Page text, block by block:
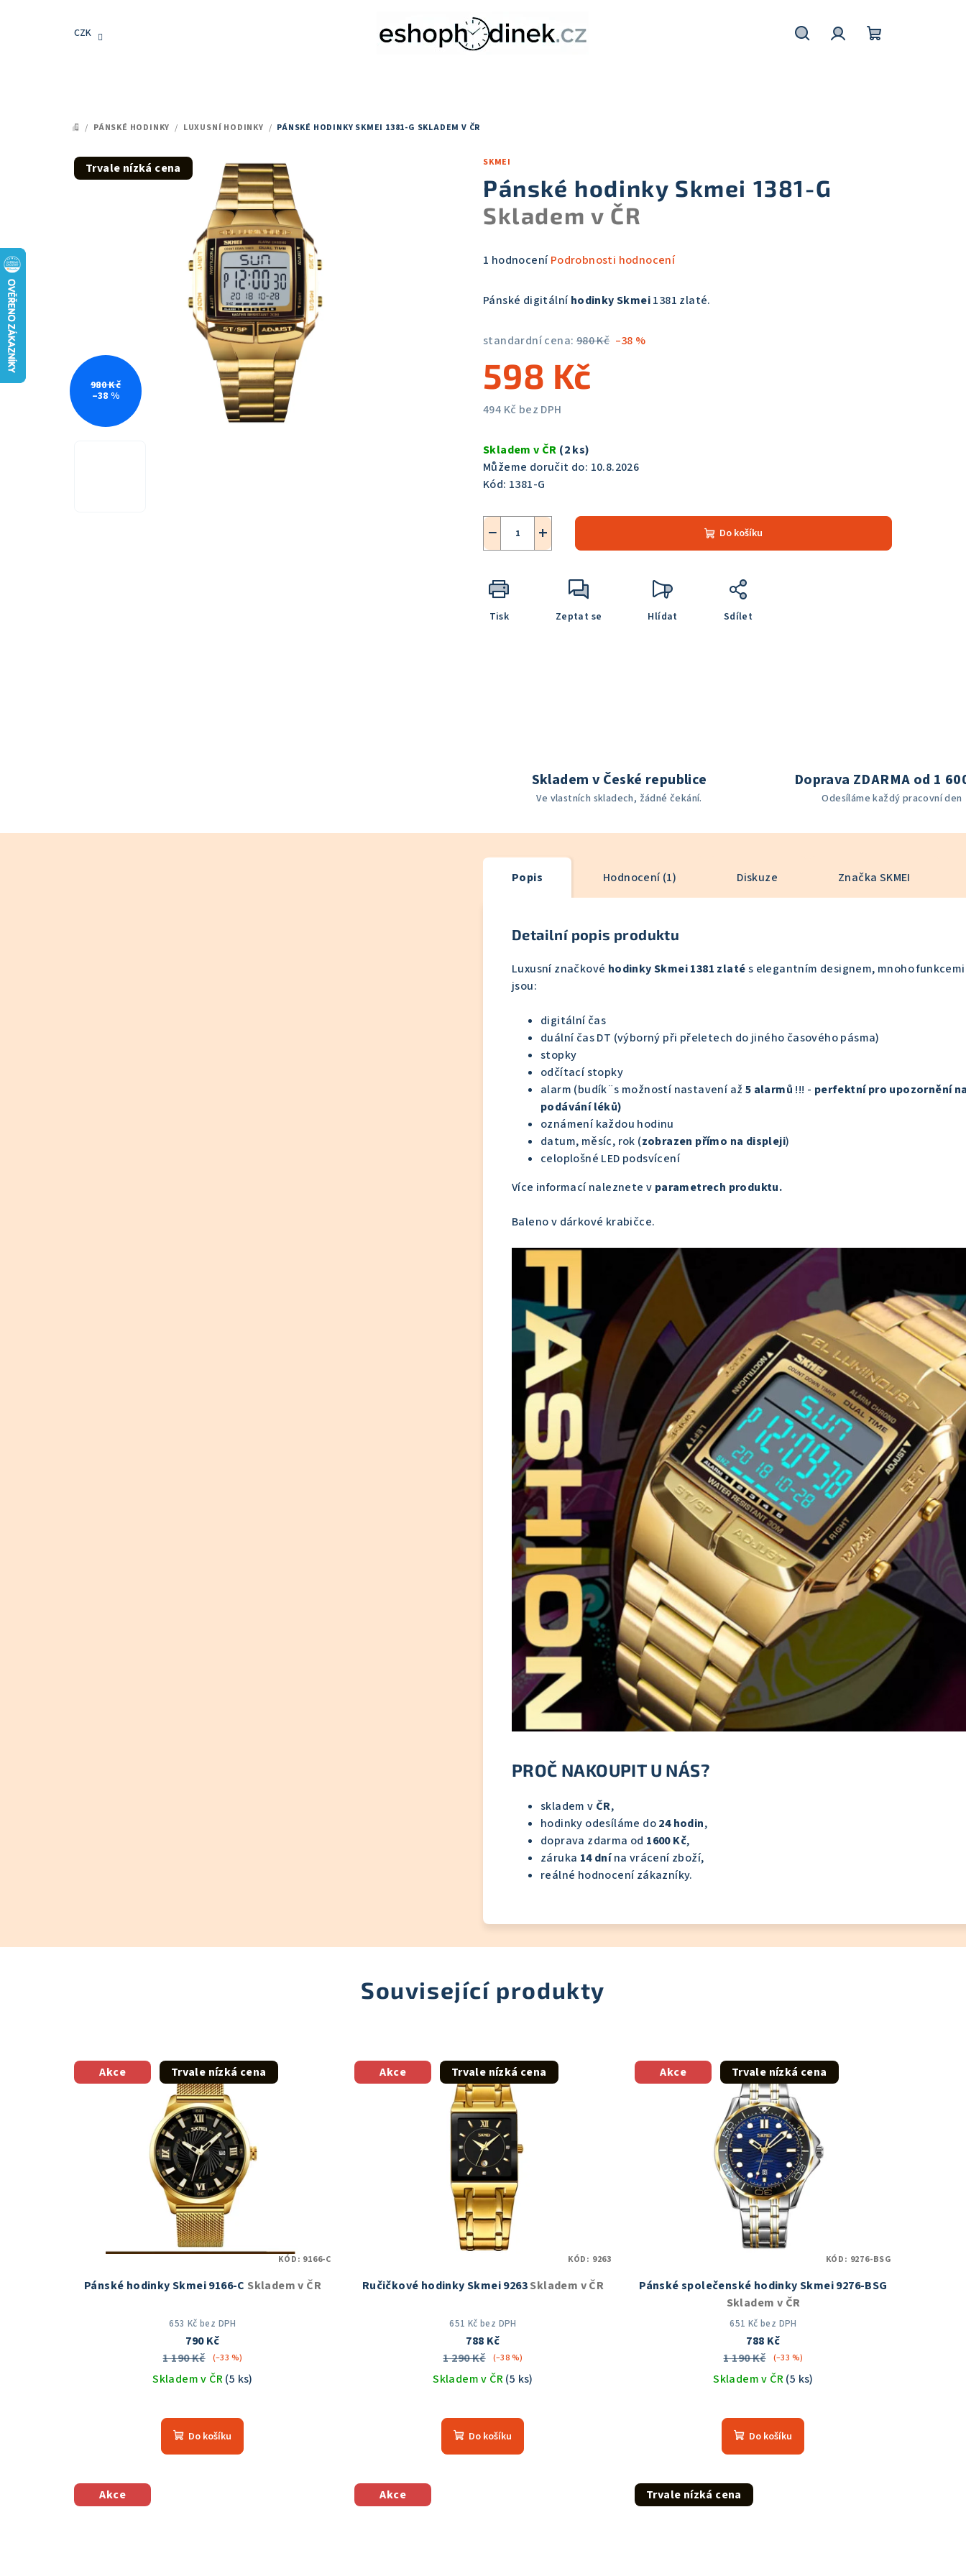
CZK
DOMŮ
/ PÁNSKÉ HODINKY / LUXUSNÍ HODINKY / PÁNSKÉ HODINKY SKMEI 1381-G SKLADEM V ČR
SKMEI
Pánské hodinky Skmei 1381-G
Skladem v ČR
Průměrné
produktu
z
5
hvězdiček.
1 hodnocení Podrobnosti hodnocení
Pánské digitálníhodinky Skmei1381 zlaté.
standardní cena: 980 Kč –38 %
598 Kč
494 Kč bez DPH
cena:
Skladem v ČR (2 ks)
Můžeme doručit do: 10.8.2026
Kód: 1381-G
+
− Do košíku
Tisk Zeptat se Hlídat Sdílet
Trvale nízká cena
980 Kč
–38 %
Skladem v České republice
Ve vlastních skladech, žádné čekání.
Doprava ZDARMA od 1
Odesíláme každý pracovní den
Popis Hodnocení (1) Diskuze Značka SKMEI
Detailní popis produktu
Luxusní značkové hodinky Skmei 1381 zlatés elegantním designem, mnoho
jsou:
digitální čas
duální čas DT (výborný při přeletech do jiného časového pásma)
stopky
odčítací stopky
alarm (budík¨s možností nastavení až 5 alarmů !!! - perfektní pro upozornění
podávání léků)
oznámení každou hodinu
datum, měsíc, rok (zobrazen přímo na displeji)
celoplošné LED podsvícení
Více informací naleznete v parametrech produktu.
Baleno v dárkové krabičce.
PROČ NAKOUPIT U NÁS?
skladem v ČR,
hodinky odesíláme do24 hodin,
doprava zdarma od 1600 Kč,
záruka 14 dnína vrácení zboží,
reálné hodnocení zákazníky.
Související produkty
Akce Trvale nízká cena
Pánské hodinky Skmei 9166-C Skladem v ČR
653 Kč bez DPH
790 Kč
1 190 Kč
(–33 %)
Skladem v ČR(5 ks)
hodnocení
produktu
je
Do košíku
KÓD: 9166-C
Akce Trvale nízká cena
Ručičkové hodinky Skmei 9263Skladem v ČR
651 Kč bez DPH
788 Kč
1 290 Kč
(–38 %)
Skladem v ČR(5 ks)
hodnocení
produktu
je
Do košíku
KÓD: 9263
Akce Trvale nízká cena
Pánské společenské hodinky Skmei 9276-BSG
Skladem v ČR
651 Kč bez DPH
788 Kč
1 190 Kč
(–33 %)
Skladem v ČR(5 ks)
hodnocení
produktu
je
Do košíku
KÓD: 9276-BSG
Akce Akce Trvale nízká cena